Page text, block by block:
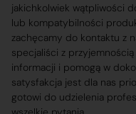
jakichkolwiek wątpliwości
lub kompatybilności
zachęcamy do kontaktu z
specjaliści z przyjemnością
informacji i pomogą w
satysfakcja jest dla nas
gotowi do udzielenia